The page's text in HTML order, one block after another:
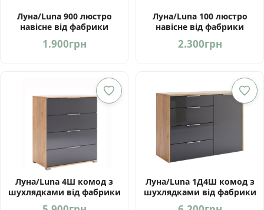
Луна/Luna 900 люстро
навісне від фабрики
1.900грн
Луна/Luna 100 люстро
навісне від фабрики
2.300грн
Луна/Luna 4Ш комод з
шухлядками від фабрики
Луна/Luna 1Д4Ш комод з
шухлядками від фабрики